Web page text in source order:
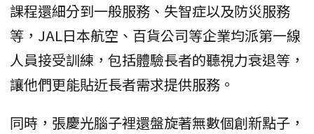
課程還細分到一般服務、失智症以及防災服務
等，JAL日本航空、百貨公司等企業均派第一線
人員接受訓練，包括體驗長者的聽視力衰退等，
讓他們更能貼近長者需求提供服務。
同時，張慶光腦子裡還盤旋著無數個創新點子，